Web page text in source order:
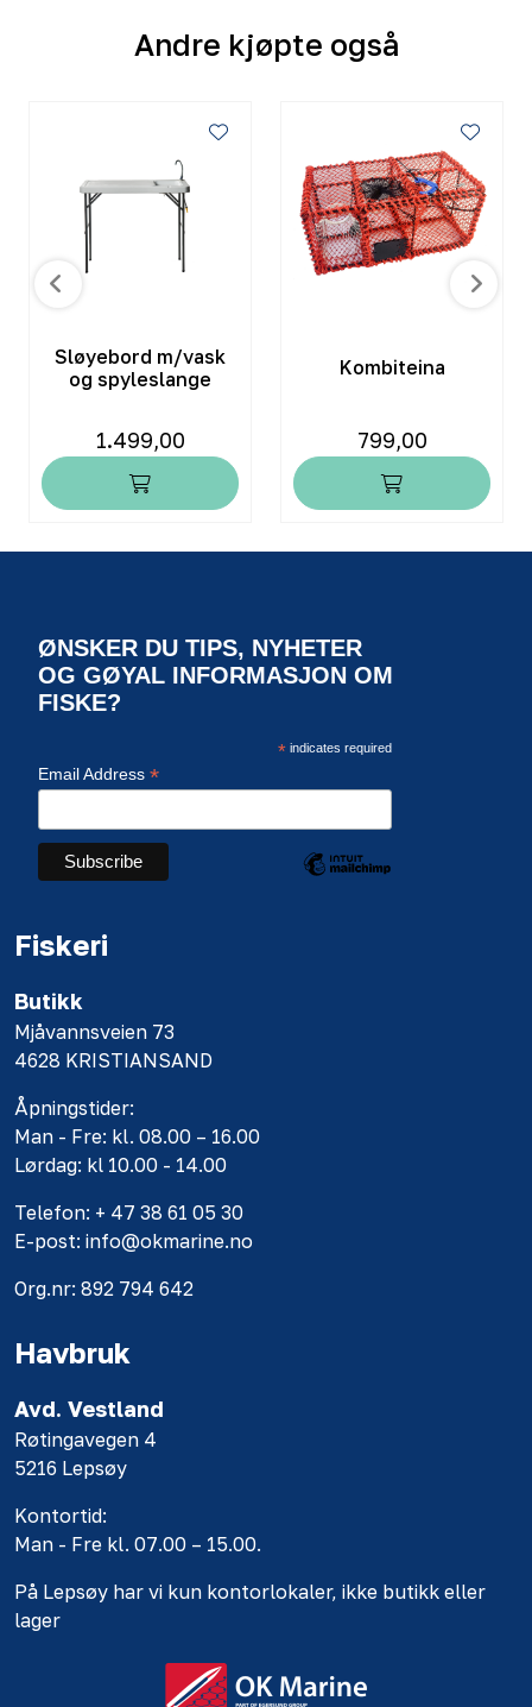
Andre kjøpte også
Sløyebord m/vask
og spyleslange
1.499,00
Kombiteina
799,00
ØNSKER DU TIPS, NYHETER
OG GØYAL INFORMASJON OM
FISKE?
*indicates required
Email Address *
Fiskeri
Butikk
Mjåvannsveien 73
4628 KRISTIANSAND
Åpningstider:
Man - Fre: kl. 08.00 – 16.00
Lørdag: kl 10.00 - 14.00
Telefon: + 47 38 61 05 30
E-post: info@okmarine.no
Org.nr: 892 794 642
Havbruk
Avd. Vestland
Røtingavegen 4
5216 Lepsøy
Kontortid:
Man - Fre kl. 07.00 – 15.00.
På Lepsøy har vi kun kontorlokaler, ikke butikk eller
lager